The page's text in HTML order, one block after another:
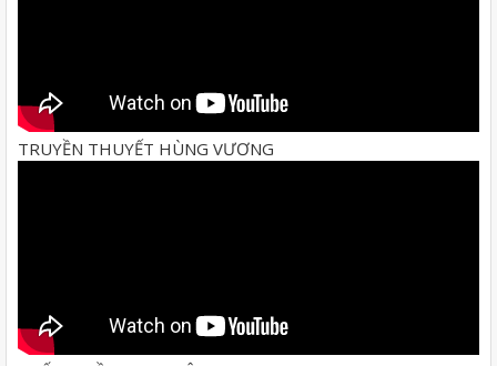
TRUYỀN THUYẾT HÙNG VƯƠNG